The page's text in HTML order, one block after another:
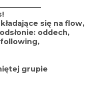
się na flow,
oddech,
grupie